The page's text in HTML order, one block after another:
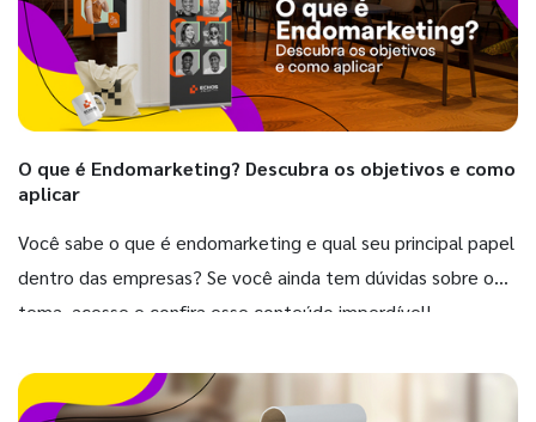
O que é Endomarketing? Descubra os objetivos e como
aplicar
Você sabe o que é endomarketing e qual seu principal papel
dentro das empresas? Se você ainda tem dúvidas sobre o
tema, acesse e confira esse conteúdo imperdível!